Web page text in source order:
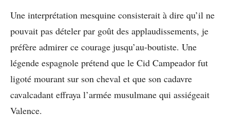
Une interprétation mesquine consisterait à dire qu’il ne
pouvait pas dételer par goût des applaudissements, je
préfère admirer ce courage jusqu’au-boutiste. Une
légende espagnole prétend que le Cid Campeador fut
ligoté mourant sur son cheval et que son cadavre
cavalcadant effraya l’armée musulmane qui assiégeait
Valence.